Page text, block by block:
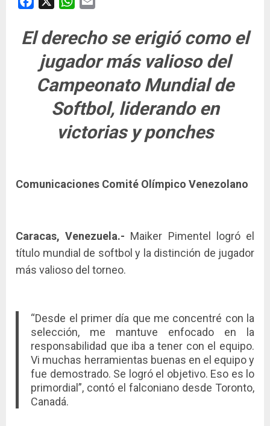
El derecho se erigió como el
jugador más valioso del
Campeonato Mundial de
Softbol, liderando en
victorias y ponches
Comunicaciones Comité Olímpico Venezolano
Caracas, Venezuela.- Maiker Pimentel logró el
título mundial de softbol y la distinción de jugador
más valioso del torneo.
“Desde el primer día que me concentré con la
selección, me mantuve enfocado en la
responsabilidad que iba a tener con el equipo.
Vi muchas herramientas buenas en el equipo y
fue demostrado. Se logró el objetivo. Eso es lo
primordial”, contó el falconiano desde Toronto,
Canadá.